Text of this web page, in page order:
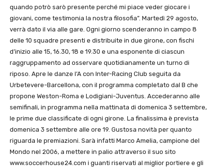
quando potrò sarò presente perché mi piace veder giocare i
giovani, come testimonia la nostra filosofia”. Martedì 29 agosto,
verrà dato il via alle gare. Ogni giorno scenderanno in campo 8
delle 10 squadre presenti e distribuite in due girone, con fischi
d’inizio alle 15, 16.30, 18 e 19.30 e una esponente di ciascun
raggruppamento ad osservare quotidianamente un turno di
riposo. Apre le danze l’A con Inter-Racing Club seguita da
Urbetevere-Barcellona, con il programma completato dal B che
propone Weston-Roma e Lodigiani-Juventus. Accederanno alle
semifinali, in programma nella mattinata di domenica 3 settembre,
le prime due classificate di ogni girone. La finalissima è prevista
domenica 3 settembre alle ore 19. Gustosa novità per quanto
riguarda le premiazioni. Sarà infatti Marco Amelia, campione del
Mondo nel 2006, a mettere in palio attraverso il suo sito
www.soccerhouse24.com i guanti riservati al miglior portiere e gli